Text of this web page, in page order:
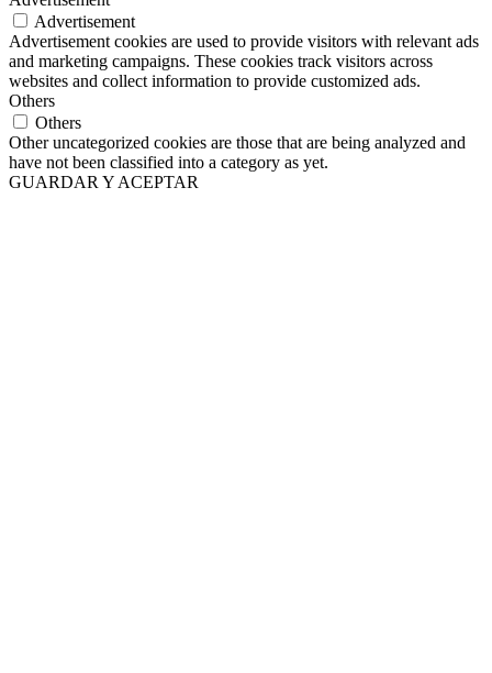
Advertisement
Advertisement cookies are used to provide visitors with relevant ads
and marketing campaigns. These cookies track visitors across
websites and collect information to provide customized ads.
Others
Others
Other uncategorized cookies are those that are being analyzed and
have not been classified into a category as yet.
GUARDAR Y ACEPTAR